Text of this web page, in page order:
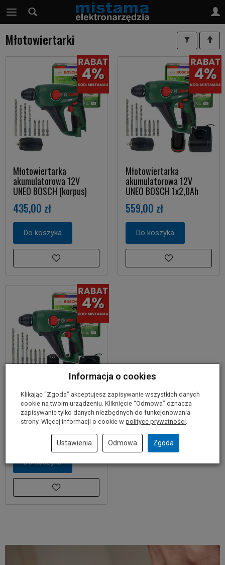
Młotowiertarki
Młotowiertarka
akumulatorowa 12V
UNEO BOSCH (korpus)
435,00 zł
Do koszyka
Młotowiertarka
akumulatorowa 12V
UNEO BOSCH 1x2,0Ah
559,00 zł
Do koszyka
Młotowiertarka
akumulatorowa 12V
UNEO BOSCH 2x2,0Ah
Do koszyka
Informacja o cookies
Klikając “Zgoda” akceptujesz zapisywanie wszystkich danych
cookie na twoim urządzeniu. Kliknięcie “Odmowa” oznacza
zapisywanie tylko danych niezbędnych do funkcjonowania
strony. Więcej informacji o cookie w polityce prywatności.
Ustawienia Odmowa Zgoda